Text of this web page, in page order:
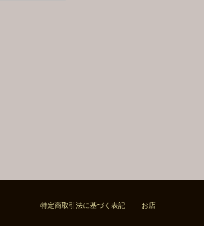
特定商取引法に基づく表記 お店